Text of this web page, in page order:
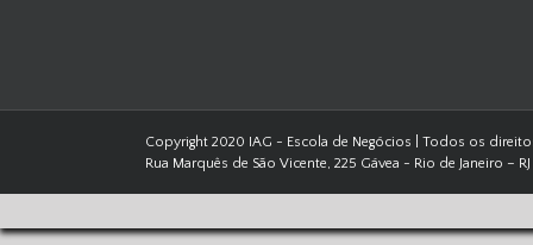
Copyright 2020 IAG - Escola de Negócios | Todos os
Rua Marquês de São Vicente, 225 Gávea - Rio de Janeiro –